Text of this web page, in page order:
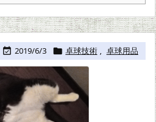
 2019/6/3  卓球技術 , 卓球用品